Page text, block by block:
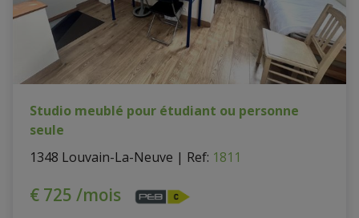
Studio meublé pour étudiant ou personne
seule
1348 Louvain-La-Neuve | Ref: 1811
€ 725 /mois